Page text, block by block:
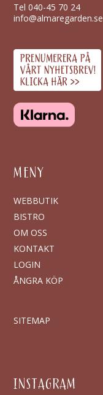
Tel040-45 70 24
info@almaregarden.se
MENY
WEBBUTIK
BISTRO
OM OSS
KONTAKT
LOGIN
ÅNGRA KÖP
SITEMAP
INSTAGRAM